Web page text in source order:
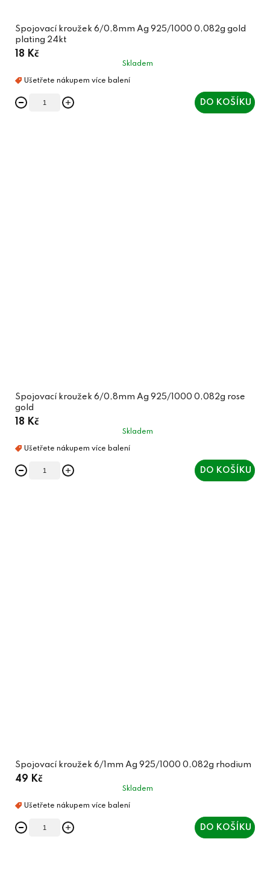
Spojovací kroužek 6/0,8mm Ag 925/1000 0,082g gold
plating 24kt
18 Kč
Skladem
DO KOŠÍKU
Spojovací kroužek 6/0,8mm Ag 925/1000 0,082g rose
gold
18 Kč
Skladem
DO KOŠÍKU
Spojovací kroužek 6/1mm Ag 925/1000 0,082g rhodium
49 Kč
Skladem
DO KOŠÍKU